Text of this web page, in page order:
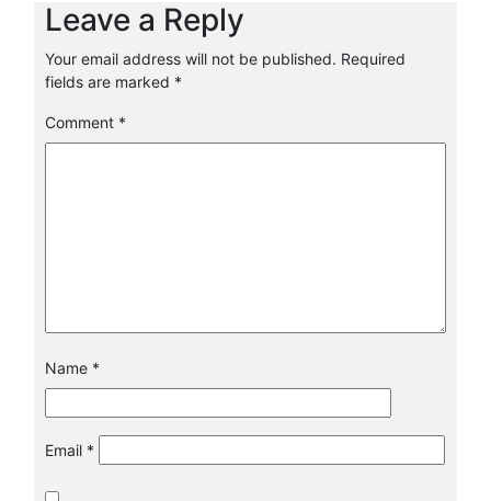
Leave a Reply
Your email address will not be published. Required
fields are marked *
Comment *
Name *
Email *